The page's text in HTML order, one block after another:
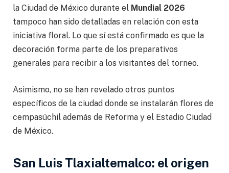
la Ciudad de México durante el Mundial 2026
tampoco han sido detalladas en relación con esta
iniciativa floral. Lo que sí está confirmado es que la
decoración forma parte de los preparativos
generales para recibir a los visitantes del torneo.
Asimismo, no se han revelado otros puntos
específicos de la ciudad donde se instalarán flores de
cempasúchil además de Reforma y el Estadio Ciudad
de México.
San Luis Tlaxialtemalco: el origen